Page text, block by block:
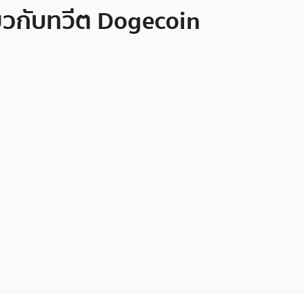
กับทวีต Dogecoin